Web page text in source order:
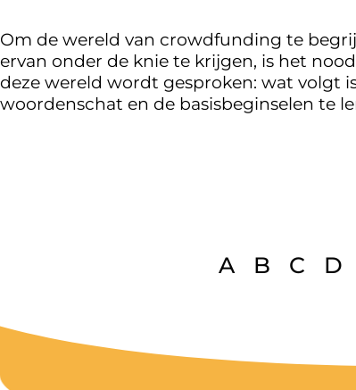
Om de wereld van crowdfunding te
ervan onder de knie te krijgen, is het
deze wereld wordt gesproken: wat volgt
woordenschat en de basisbeginselen te
A B C D